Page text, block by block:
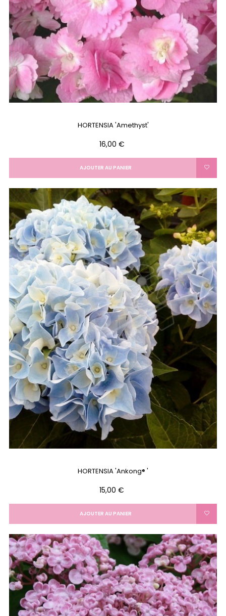
HORTENSIA 'Amethyst'
Prix
16,00 €
AJOUTER AU PANIER
HORTENSIA 'Ankong® '
Prix
15,00 €
AJOUTER AU PANIER